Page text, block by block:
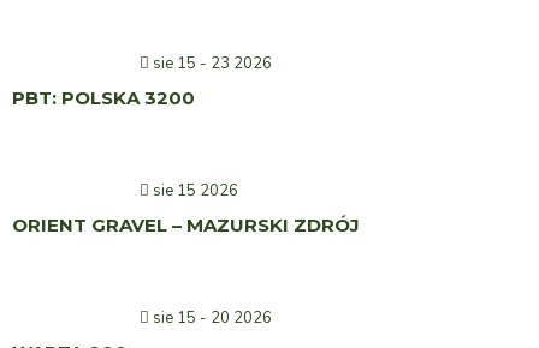
sie 15 - 23 2026
PBT: POLSKA 3200
sie 15 2026
ORIENT GRAVEL – MAZURSKI ZDRÓJ
sie 15 - 20 2026